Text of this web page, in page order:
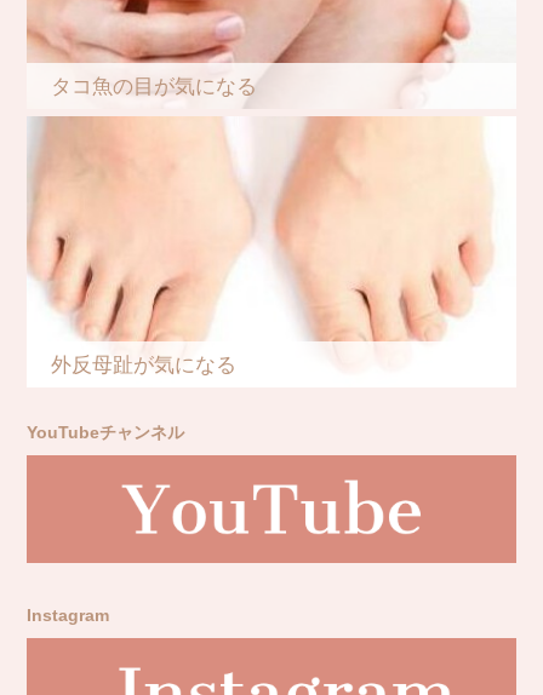
タコ魚の目が気になる
外反母趾が気になる
YouTubeチャンネル
Instagram